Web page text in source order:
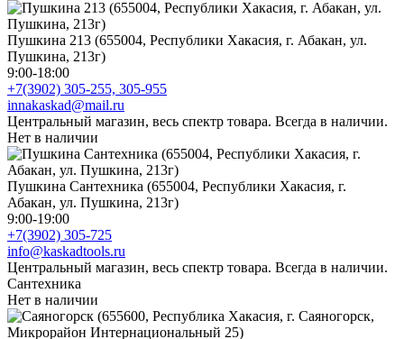
Пушкина 213 (655004, Республики Хакасия, г. Абакан, ул.
Пушкина, 213г)
9:00-18:00
+7(3902) 305-255, 305-955
innakaskad@mail.ru
Центральный магазин, весь спектр товара. Всегда в наличии.
Нет в наличии
Пушкина Сантехника (655004, Республики Хакасия, г.
Абакан, ул. Пушкина, 213г)
9:00-19:00
+7(3902) 305-725
info@kaskadtools.ru
Центральный магазин, весь спектр товара. Всегда в наличии.
Сантехника
Нет в наличии